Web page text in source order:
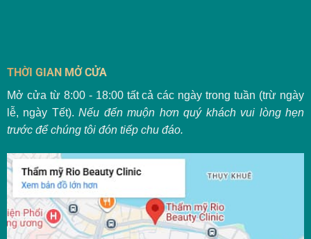
THỜI GIAN MỞ CỬA
Mở cửa từ 8:00 - 18:00 tất cả các ngày trong tuần (trừ ngày
lễ, ngày Tết).Nếu đến muộn hơn quý khách vui lòng hẹn
trước để chúng tôi đón tiếp chu đáo.